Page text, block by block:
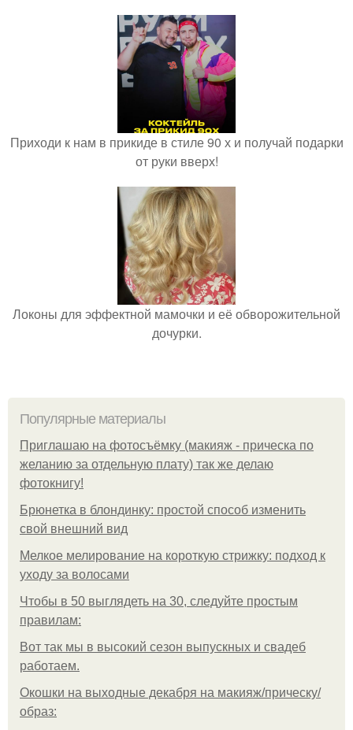
Приходи к нам в прикиде в стиле 90 х и получай подарки
от руки вверх!
Локоны для эффектной мамочки и её обворожительной
дочурки.
Популярные материалы
Приглашаю на фотосъёмку (макияж - прическа по
желанию за отдельную плату) так же делаю
фотокнигу!
Брюнетка в блондинку: простой способ изменить
свой внешний вид
Мелкое мелирование на короткую стрижку: подход к
уходу за волосами
Чтобы в 50 выглядеть на 30, следуйте простым
правилам:
Вот так мы в высокий сезон выпускных и свадеб
работаем.
Окошки на выходные декабря на макияж/прическу/
образ: